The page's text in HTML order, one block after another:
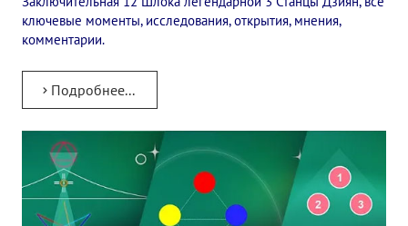
Пожертвовать денежные средства
Стать партнером
КОНТАКТЫ
ключевые моменты, исследования, открытия, мнения,
комментарии.
Подробнее...